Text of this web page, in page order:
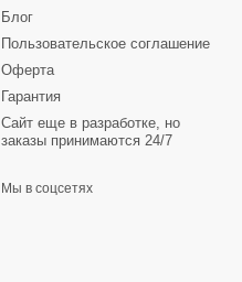
Блог
Пользовательское соглашение
Оферта
Гарантия
Сайт еще в разработке, но
заказы принимаются 24/7
Мы в соцсетях